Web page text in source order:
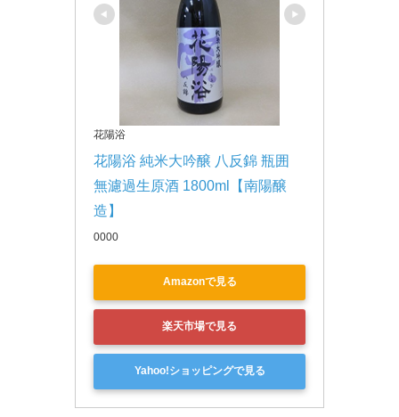
花陽浴
花陽浴 純米大吟醸 八反錦 瓶囲
無濾過生原酒 1800ml【南陽醸
造】
0000
Amazonで見る
楽天市場で見る
Yahoo!ショッピングで見る